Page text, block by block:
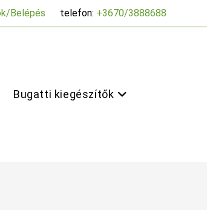
Belépés telefon: +3670/3888688
Bugatti kiegészítők